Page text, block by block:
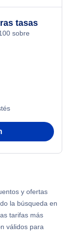
tasas
sobre
y ofertas
la búsqueda en
tarifas más
válidos para